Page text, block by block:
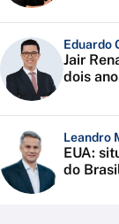
Eduardo
Jair
dois
Leandro
EUA:
do